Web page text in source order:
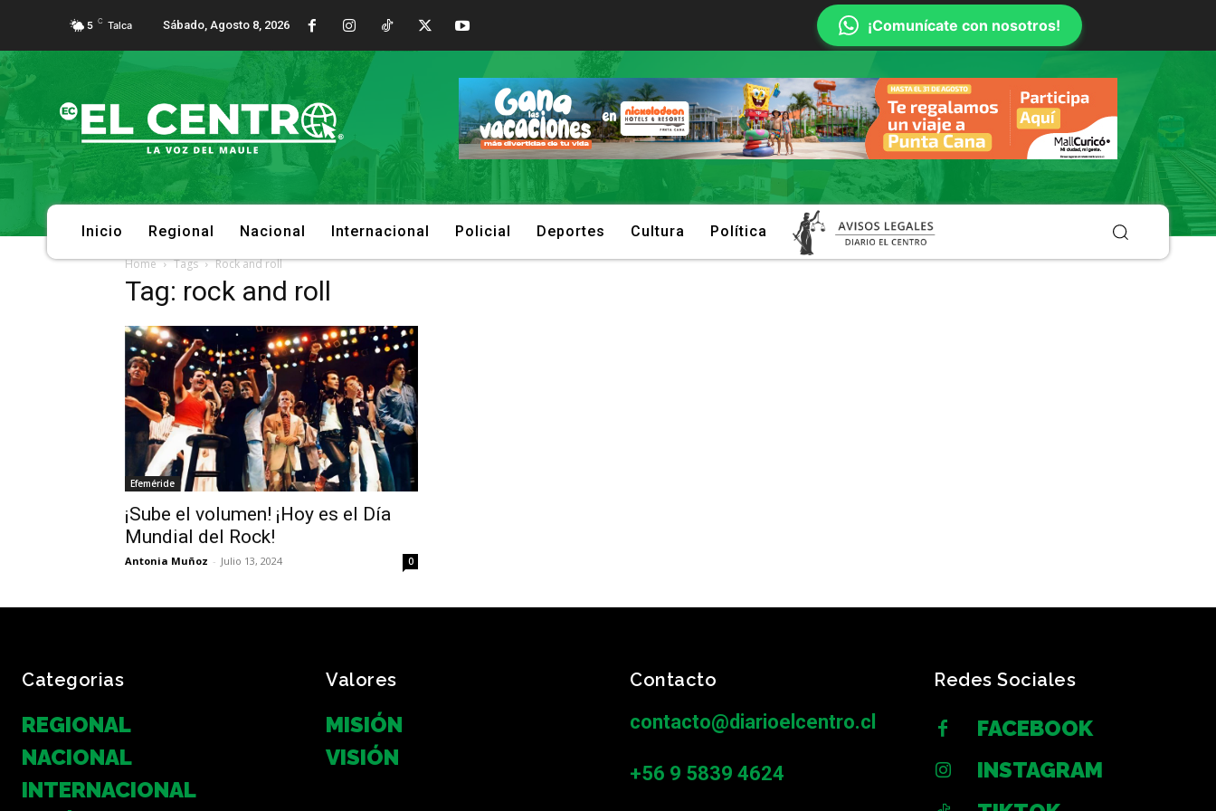
5 C Talca Sábado, Agosto 8, 2026 ¡Comunícate con nosotros!
Inicio Regional Nacional Internacional Policial Deportes Cultura Política
Home Tags Rock and roll
Tag: rock and roll
Efeméride
¡Sube el volumen! ¡Hoy es el Día
Mundial del Rock!
Antonia Muñoz - Julio 13, 2024 0
Categorias
REGIONAL
NACIONAL
INTERNACIONAL
Valores
MISIÓN
VISIÓN
Contacto
contacto@diarioelcentro.cl
+56 9 5839 4624
Redes Sociales
FACEBOOK
INSTAGRAM